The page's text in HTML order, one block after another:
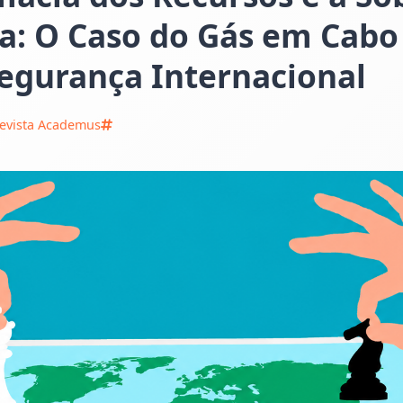
O Caso do Gás em
Internacional
Academus